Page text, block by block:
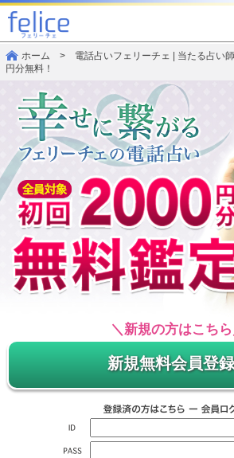
ホーム > 電話占いフェリーチェ | 当たる占い
円分無料！
＼新規の方はこちら
新規無料会員登